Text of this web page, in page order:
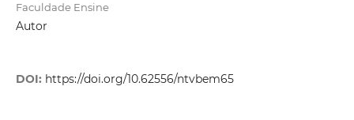
Faculdade Ensine
Autor
DOI: https://doi.org/10.62556/ntvbem65